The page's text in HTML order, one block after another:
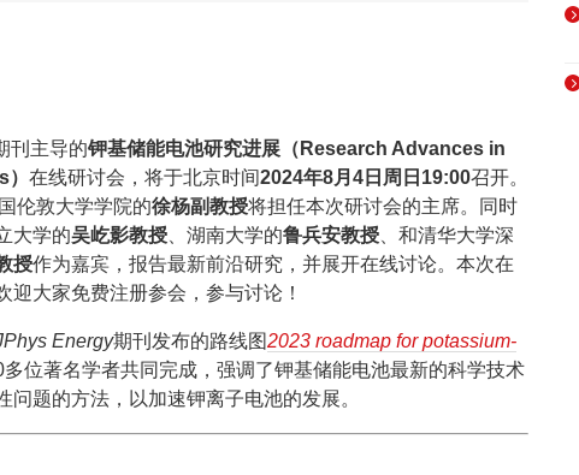
刊主导的钾基储能电池研究进展（Research Advances in
在线研讨会，将于北京时间2024年8月4日周日19:00召开。
伦敦大学学院的徐杨副教授将担任本次研讨会的主席。同时
大学的吴屹影教授 、湖南大学的鲁兵安教授 、和清华大学深
授作为嘉宾，报告最新前沿研究，并展开在线讨论。本次在
迎大家免费注册参会，参与讨论！
Energy期刊发布的路线图2023 roadmap for potassium-
多位著名学者共同完成，强调了钾基储能电池最新的科学技术
题的方法，以加速钾离子电池的发展。